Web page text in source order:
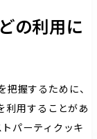
の利⽤に
握するために、
利用することがあ
パーティクッキ